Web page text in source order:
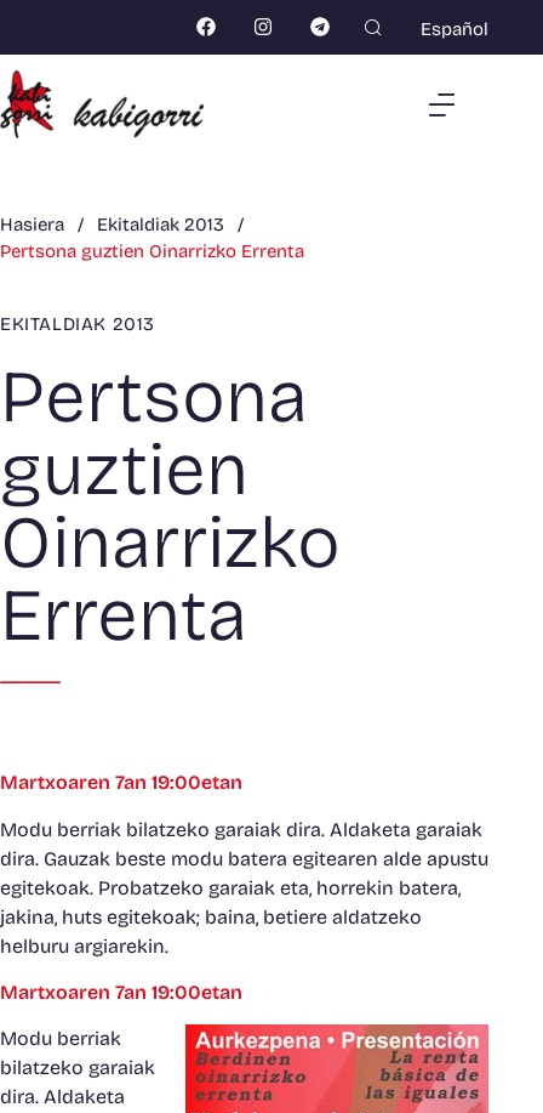
Español
Hasiera / Ekitaldiak 2013
/
Pertsona guztien Oinarrizko Errenta
EKITALDIAK 2013
Pertsona
guztien
Oinarrizko
Errenta
Martxoaren 7an 19:00etan
Modu berriak bilatzeko garaiak dira. Aldaketa garaiak
dira. Gauzak beste modu batera egitearen alde apustu
egitekoak. Probatzeko garaiak eta, horrekin batera,
jakina, huts egitekoak; baina, betiere aldatzeko
helburu argiarekin.
Martxoaren 7an 19:00etan
Modu berriak
bilatzeko garaiak
dira. Aldaketa